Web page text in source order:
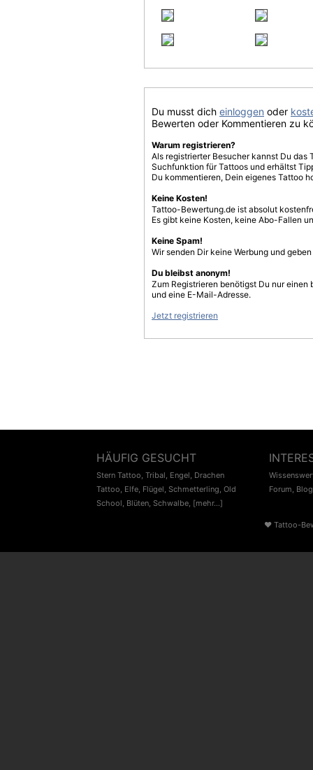
Du musst dich einloggen oder
Bewerten oder Kommentieren zu
Warum registrieren?
Als registrierter Besucher kannst Du
Suchfunktion für Tattoos und erhältst
Du kommentieren, Dein eigenes Tattoo
Keine Kosten!
Tattoo-Bewertung.de ist absolut
Es gibt keine Kosten, keine Abo-Fallen
Keine Spam!
Wir senden Dir keine Werbung und
Du bleibst anonym!
Zum Registrieren benötigst Du nur einen
und eine E-Mail-Adresse.
Jetzt registrieren
HÄUFIG GESUCHT
Stern Tattoo, Tribal, Engel, Drachen
Tattoo, Elfe, Flügel, Schmetterling, Old
School, Blüten, Schwalbe, [mehr...]
Forum, Blog
♥ Tattoo-